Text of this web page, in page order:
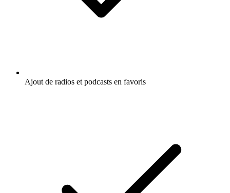
Ajout de radios et podcasts en favoris